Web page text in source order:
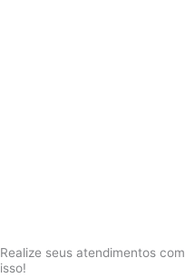
Realize seus atendimentos
isso!